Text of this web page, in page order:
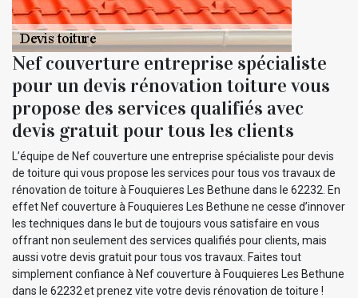
Nef couverture entreprise spécialiste
pour un devis rénovation toiture vous
propose des services qualifiés avec
devis gratuit pour tous les clients
L’équipe de Nef couverture une entreprise spécialiste pour devis
de toiture qui vous propose les services pour tous vos travaux de
rénovation de toiture à Fouquieres Les Bethune dans le 62232. En
effet Nef couverture à Fouquieres Les Bethune ne cesse d’innover
les techniques dans le but de toujours vous satisfaire en vous
offrant non seulement des services qualifiés pour clients, mais
aussi votre devis gratuit pour tous vos travaux. Faites tout
simplement confiance à Nef couverture à Fouquieres Les Bethune
dans le 62232 et prenez vite votre devis rénovation de toiture !